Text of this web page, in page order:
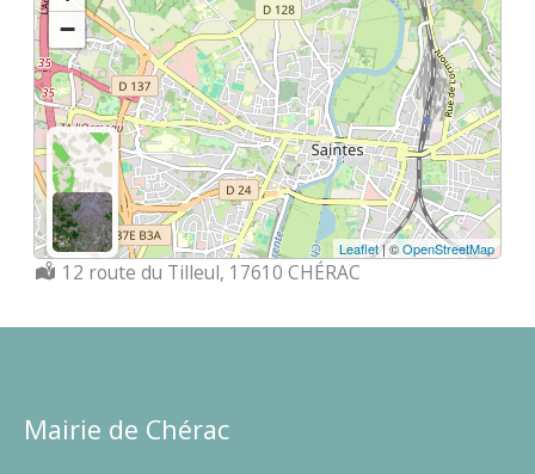
−
Leaflet| ©OpenStreetMap
Localisation :
12 route du Tilleul, 17610 CHÉRAC
Mairie de Chérac